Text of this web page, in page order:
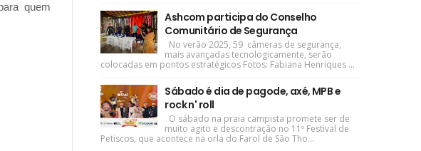
quem
Ashcom participa do Conselho
Comunitário de Segurança
No verão 2025, 59 câmeras de segurança,
mais avançadas tecnologicamente, serão
colocadas em pontos estratégicos Fotos: Fabiana Henriques ...
Sábado é dia de pagode, axé, MPB e
rock n' roll
O sábado na praia campista promete ser de
muito agito e descontração no 11º Festival de
Petiscos, que acontece na orla do Farol de São Tho...